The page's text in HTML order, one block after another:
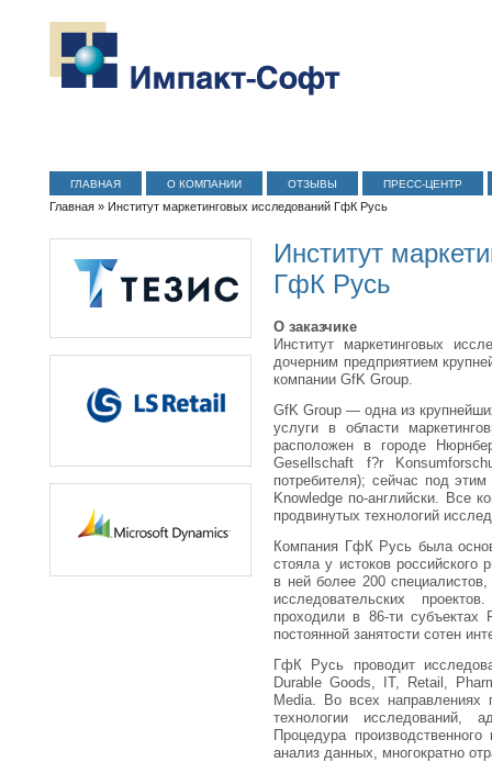
ГЛАВНАЯ О КОМПАНИИ ОТЗЫВЫ ПРЕСС-ЦЕНТР
Главная » Институт маркетинговых исследований ГфК Русь
Институт
ГфК Русь
О заказчике
Институт маркетинговых
дочерним предприятием
компании GfK Group.
GfK Group — одна из
услуги в области
расположен в городе
Gesellschaft f?r
потребителя); сейчас под
Knowledge по-английски. Все
продвинутых технологий
Компания ГфК Русь была
стояла у истоков российского
в ней более 200
исследовательских
проходили в 86-ти субъектах
постоянной занятости сотен
ГфК Русь проводит
Durable Goods, IT, Retail,
Media. Во всех направлениях
технологии исследований,
Процедура
анализ данных, многократно